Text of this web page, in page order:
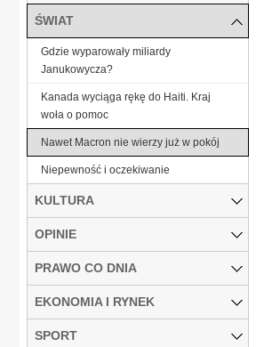
ŚWIAT
Gdzie wyparowały miliardy
Janukowycza?
Kanada wyciąga rękę do Haiti. Kraj
woła o pomoc
Nawet Macron nie wierzy już w pokój
Niepewność i oczekiwanie
KULTURA
OPINIE
PRAWO CO DNIA
EKONOMIA I RYNEK
SPORT